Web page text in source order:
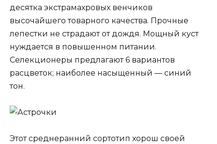
десятка экстрамахровых венчиков
высочайшего товарного качества. Прочные
лепестки не страдают от дождя. Мощный куст
нуждается в повышенном питании.
Селекционеры предлагают 6 вариантов
расцветок; наиболее насыщенный — синий
тон.
Этот среднеранний сортотип хорош своей